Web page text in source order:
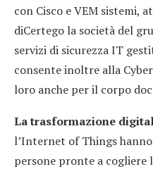
con Cisco e VEM sistemi,
diCertego la società del
servizi di sicurezza IT
consente inoltre alla
loro anche per il corpo
La trasformazione
l’Internet of Things
persone pronte a cogliere